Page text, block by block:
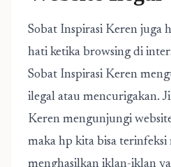
Sobat Inspirasi Keren juga
hati ketika browsing di
Sobat Inspirasi Keren
ilegal atau mencurigakan.
Keren mengunjungi
maka hp kita bisa terinfeksi
menghasilkan iklan-iklan